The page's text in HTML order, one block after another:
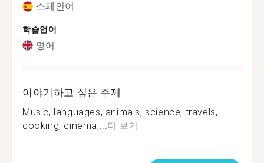
스페인어
학습언어
영어
이야기하고 싶은 주제
Music, languages, animals, science, travels,
cooking, cinema,... 더 보기